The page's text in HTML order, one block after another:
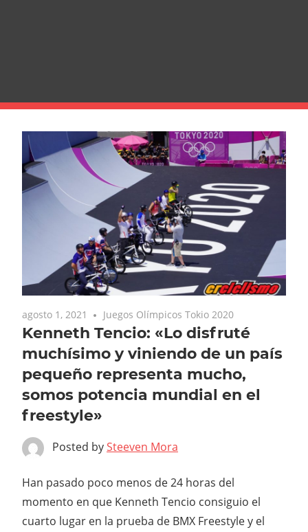
agosto 1, 2021 Juegos Olímpicos Tokio 2020
Kenneth Tencio: «Lo disfruté
muchísimo y viniendo de un país
pequeño representa mucho,
somos potencia mundial en el
freestyle»
Posted bySteeven Mora
Han pasado poco menos de 24 horas del
momento en que Kenneth Tencio consiguio el
cuarto lugar en la prueba de BMX Freestyle y el